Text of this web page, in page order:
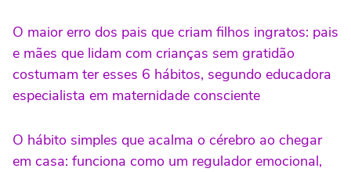
O maior erro dos pais que criam filhos ingratos: pais
e mães que lidam com crianças sem gratidão
costumam ter esses 6 hábitos, segundo educadora
especialista em maternidade consciente
O hábito simples que acalma o cérebro ao chegar
em casa: funciona como um regulador emocional,